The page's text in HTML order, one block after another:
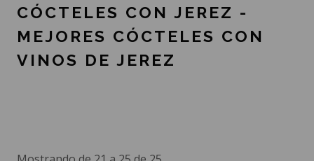
CÓCTELES CON JEREZ -
MEJORES CÓCTELES CON
VINOS DE JEREZ